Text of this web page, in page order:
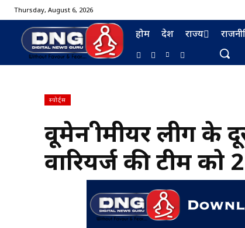
Thursday, August 6, 2026
होम देश राज्य
स्पोर्ट्स
वूमेन प्रीमीयर लीग
वारियर्ज की टीम को
BURMA FURNISHING